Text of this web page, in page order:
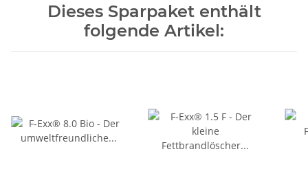
Dieses Sparpaket enthält
folgende Artikel: